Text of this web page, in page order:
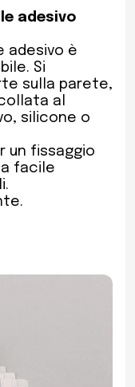
adesivo
adesivo è
Si
sulla parete,
al
silicone o
un fissaggio
facile